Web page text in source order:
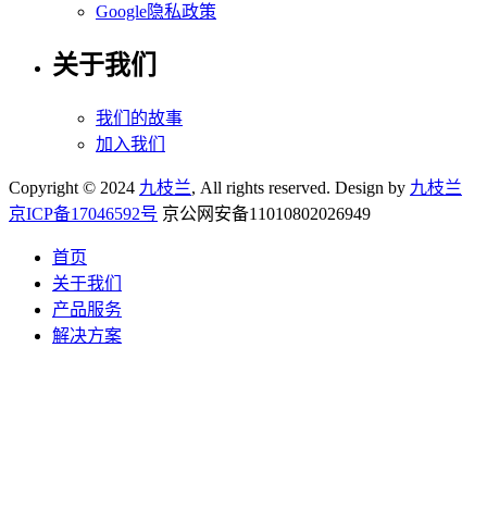
Google隐私政策
关于我们
我们的故事
加入我们
Copyright © 2024 九枝兰, All rights reserved. Design by 九枝兰
京ICP备17046592号 京公网安备11010802026949
首页
关于我们
产品服务
解决方案